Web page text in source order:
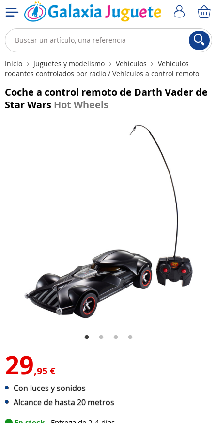
Inicio Juguetes y modelismo Vehículos
Vehículos
rodantes controlados por radio / Vehículos a control remoto
Coche a control remoto de Darth Vader de
Star Wars Hot Wheels
29,95 €
Con luces y sonidos
Alcance de hasta 20 metros